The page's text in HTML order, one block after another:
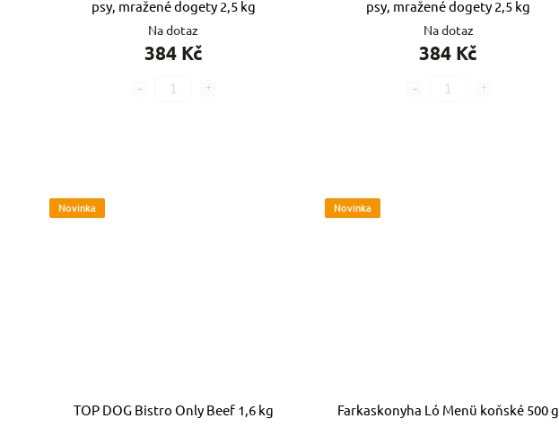
psy, mražené dogety 2,5 kg
Na dotaz
384 Kč
psy, mražené dogety 2,5 kg
Na dotaz
384 Kč
Novinka
TOP DOG Bistro Only Beef 1,6 kg
Novinka
Farkaskonyha Ló Menü koňské 500 g